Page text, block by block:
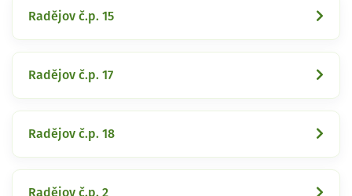
Radějov č.p. 15
Radějov č.p. 17
Radějov č.p. 18
Radějov č.p. 2